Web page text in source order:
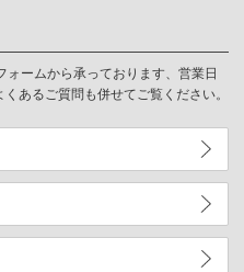
ームから承っております、営業日
あるご質問も併せてご覧ください。